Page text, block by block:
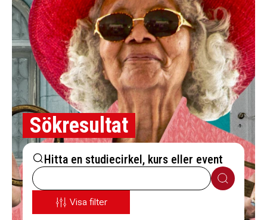
Sökresultat
Hitta en studiecirkel, kurs eller event
Sök
Visa filter